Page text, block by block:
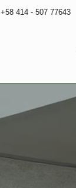
+58 414 - 507 77643